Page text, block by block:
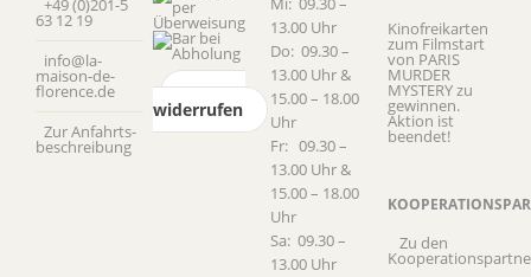
+49 (0)201-5
63 12 19
info@la-
maison-de-
florence.de
Zur Anfahrts­
beschreibung
Vertrag
widerrufen
13.00 Uhr
Do: 09.30 –
13.00 Uhr &
15.00 – 18.00
Uhr
Fr: 09.30 –
13.00 Uhr &
15.00 – 18.00
Uhr
Sa: 09.30 –
13.00 Uhr
Kinofreikarten
zum Filmstart
von PARIS
MURDER
MYSTERY zu
gewinnen.
Aktion ist
beendet!
Zu den